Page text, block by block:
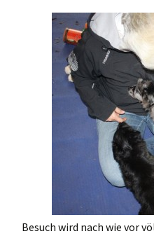
Besuch wird nach wie vor